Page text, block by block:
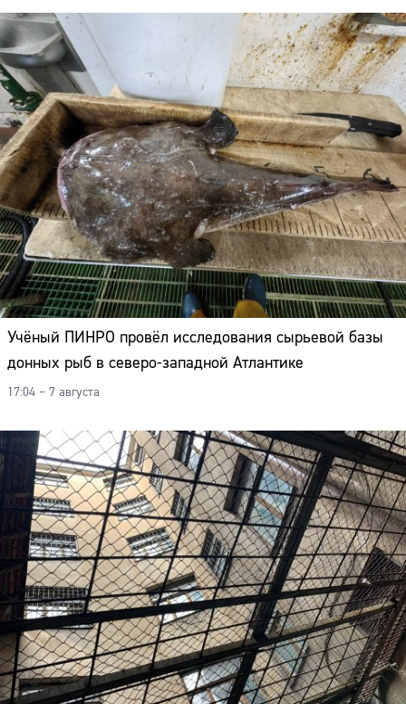
Учёный ПИНРО провёл исследования сырьевой базы
донных рыб в северо-западной Атлантике
17:04 – 7 августа